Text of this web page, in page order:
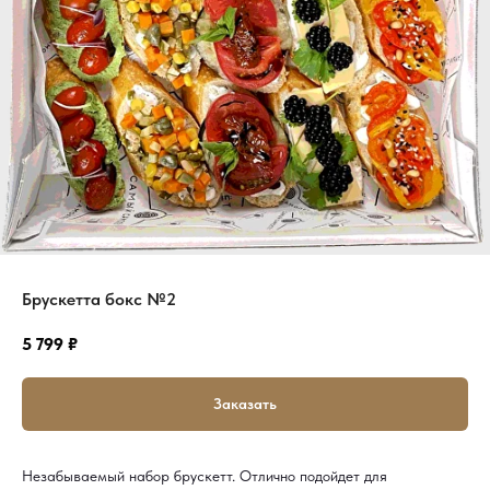
Брускетта бокс №2
5 799 ₽
Заказать
Незабываемый набор брускетт. Отлично подойдет для